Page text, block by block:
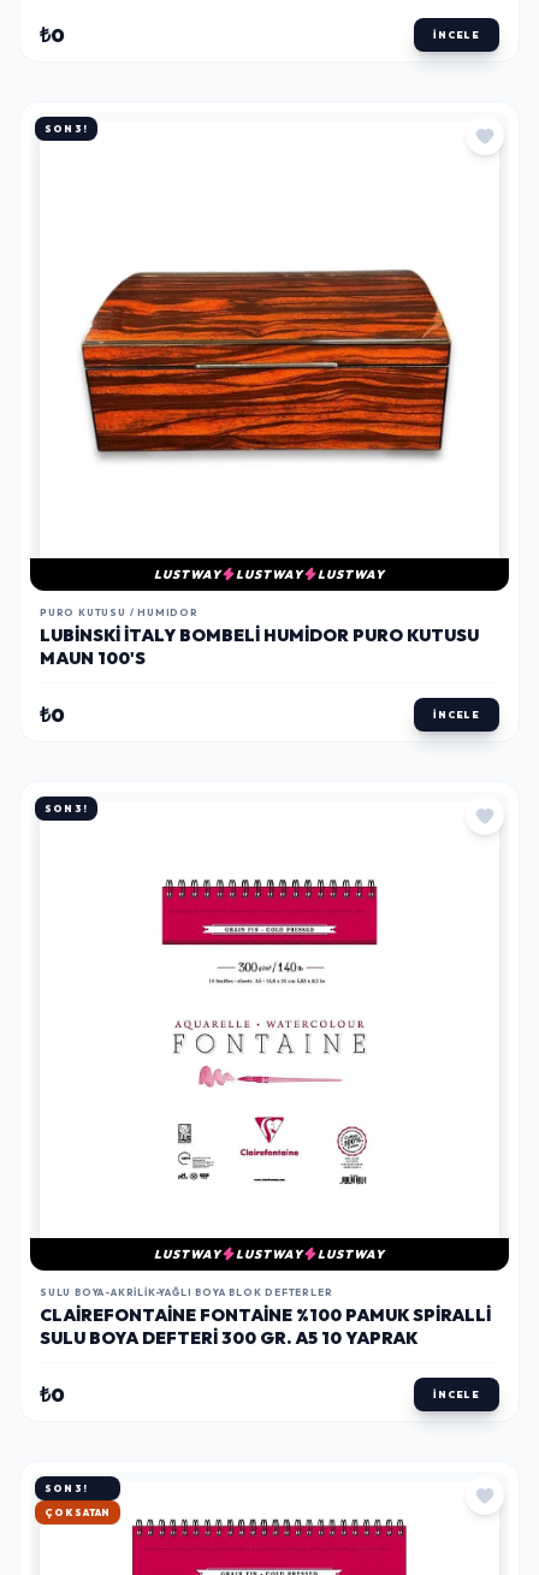
₺0 İNCELE
SON 3!
LUSTWAY LUSTWAY LUSTWAY
PURO KUTUSU / HUMIDOR
LUBINSKI İTALY BOMBELI HUMIDOR PURO KUTUSU
MAUN 100'S
₺0 İNCELE
SON 3!
LUSTWAY LUSTWAY LUSTWAY
SULU BOYA-AKRILIK-YAĞLI BOYA BLOK DEFTERLER
CLAIREFONTAINE FONTAINE %100 PAMUK SPIRALLI
SULU BOYA DEFTERI 300 GR. A5 10 YAPRAK
₺0 İNCELE
SON 3!
HIZLI KARGO